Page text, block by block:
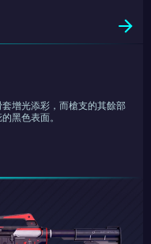
增光添彩，而槍支的其餘部
黑色表面。